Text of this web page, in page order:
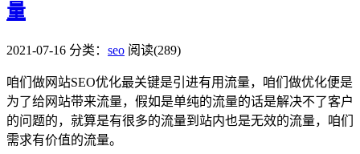
量
2021-07-16 分类： seo 阅读(289)
咱们做网站SEO优化最关键是引进有用流量，咱们做优化便是
为了给网站带来流量，假如是单纯的流量的话是解决不了客户
的问题的，就算是有很多的流量到站内也是无效的流量，咱们
需求有价值的流量。